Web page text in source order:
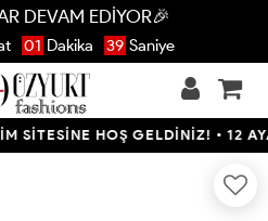
DEVAM EDİYOR🎉
01 Dakika 38 Saniye
HOŞ GELDİNİZ! • 12